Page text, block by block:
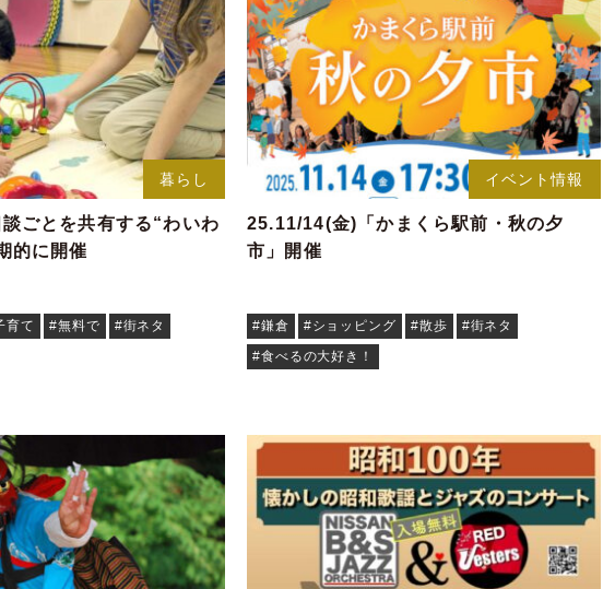
暮らし
ごとを共有する“わいわ
的に開催
育て #無料で #街ネタ
イベント情報
25.11/14(金)「かまくら駅前・秋の夕
市」開催
#鎌倉 #ショッピング #散歩
#街ネタ
#食べるの大好き！